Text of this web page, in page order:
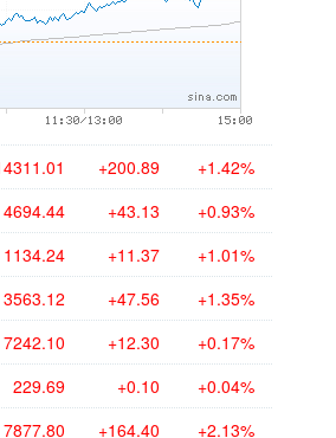
+200.89 +1.42%
4694.44 +43.13 +0.93%
1134.24 +11.37 +1.01%
3563.12 +47.56 +1.35%
7242.10 +12.30 +0.17%
229.69 +0.10 +0.04%
7877.80 +164.40 +2.13%